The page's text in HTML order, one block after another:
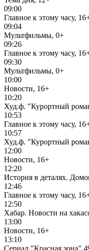
09:00
Главное к этому часу,
09:04
Мультфильмы, 0+
09:26
Главное к этому часу,
09:30
Мультфильмы, 0+
10:00
Новости, 16+
10:20
Худ.ф. "Курортный
10:53
Главное к этому часу,
10:57
Худ.ф. "Курортный
12:00
Новости, 16+
12:20
История в деталях.
12:46
Главное к этому часу,
12:50
Хабар. Новости на
13:00
Новости, 16+
13:10
Сериал "Красная зона"